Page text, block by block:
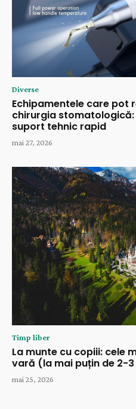
Diverse
Echipamentele care pot
chirurgia
suport tehnic rapid
mai 27, 2026
Timp liber
La munte cu copiii: cele
vară (la mai puțin de 2-
mai 25, 2026